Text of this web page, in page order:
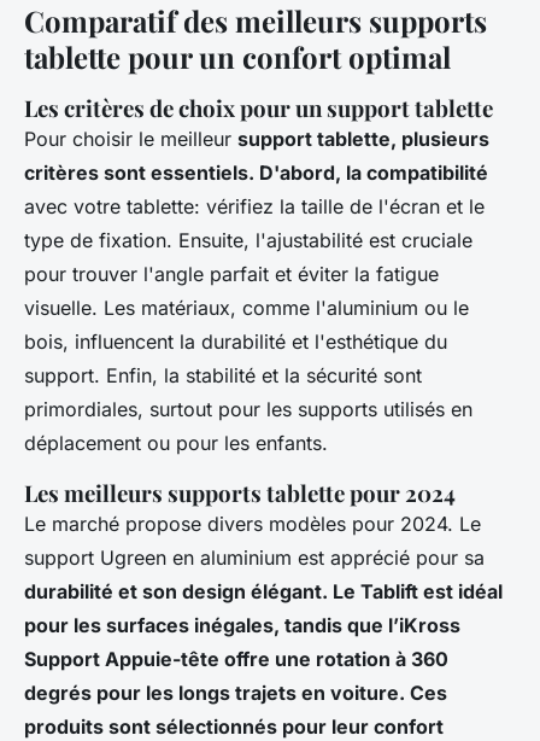
Comparatif des meilleurs supports
tablette pour un confort optimal
Les critères de choix pour un support tablette
Pour choisir le meilleur support tablette, plusieurs
critères sont essentiels. D'abord, la compatibilité
avec votre tablette: vérifiez la taille de l'écran et le
type de fixation. Ensuite, l'ajustabilité est cruciale
pour trouver l'angle parfait et éviter la fatigue
visuelle. Les matériaux, comme l'aluminium ou le
bois, influencent la durabilité et l'esthétique du
support. Enfin, la stabilité et la sécurité sont
primordiales, surtout pour les supports utilisés en
déplacement ou pour les enfants.
Les meilleurs supports tablette pour 2024
Le marché propose divers modèles pour 2024. Le
support Ugreen en aluminium est apprécié pour sa
durabilité et son design élégant. Le Tablift est idéal
pour les surfaces inégales, tandis que l’iKross
Support Appuie-tête offre une rotation à 360
degrés pour les longs trajets en voiture. Ces
produits sont sélectionnés pour leur confort